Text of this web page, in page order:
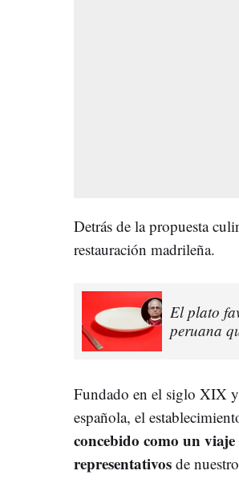
Detrás de la propuesta
restauración madrileña.
El plato
peruana
Fundado en el siglo XIX
española, el
concebido como un
representativos de